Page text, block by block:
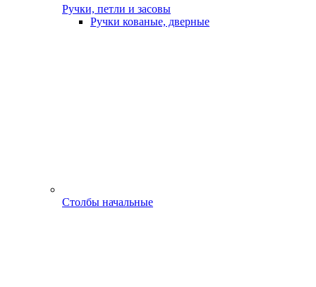
Ручки, петли и засовы
Ручки кованые, дверные
Столбы начальные